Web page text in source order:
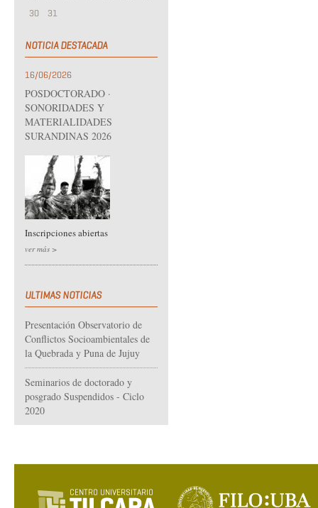
30
31
NOTICIA DESTACADA
16/06/2026
POSDOCTORADO ·
SONORIDADES Y
MATERIALIDADES
SURANDINAS 2026
Inscripciones abiertas
ver más >
ULTIMAS NOTICIAS
Presentación Observatorio de
Conflictos Socioambientales de
la Quebrada y Puna de Jujuy
Seminarios de doctorado y
posgrado Suspendidos - Ciclo
2020